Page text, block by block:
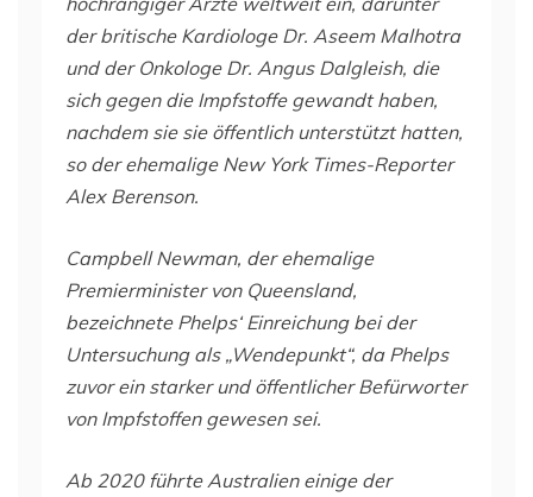
der britische Kardiologe Dr. Aseem Malhotra
und der Onkologe Dr. Angus Dalgleish, die
sich gegen die Impfstoffe gewandt haben,
nachdem sie sie öffentlich unterstützt hatten,
so der ehemalige New York Times-Reporter
Alex Berenson.
Campbell Newman, der ehemalige
Premierminister von Queensland,
bezeichnete Phelps‘ Einreichung bei der
Untersuchung als „Wendepunkt“, da Phelps
zuvor ein starker und öffentlicher Befürworter
von Impfstoffen gewesen sei.
Ab 2020 führte Australien einige der